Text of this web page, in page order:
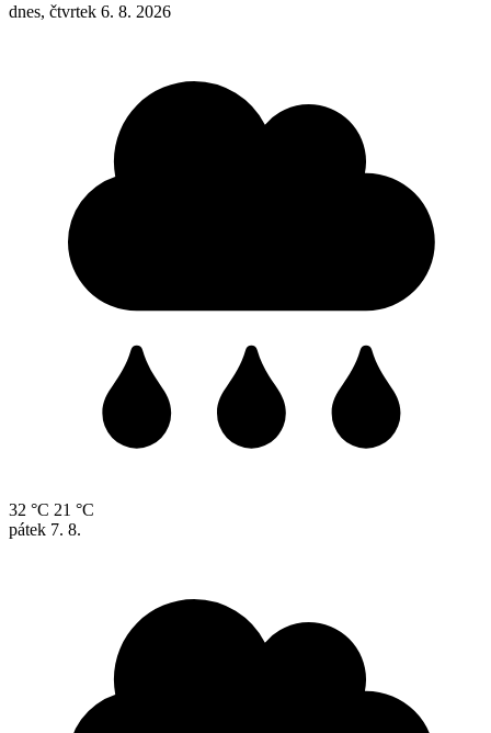
dnes, čtvrtek 6. 8. 2026
32 °C 21 °C
pátek 7. 8.